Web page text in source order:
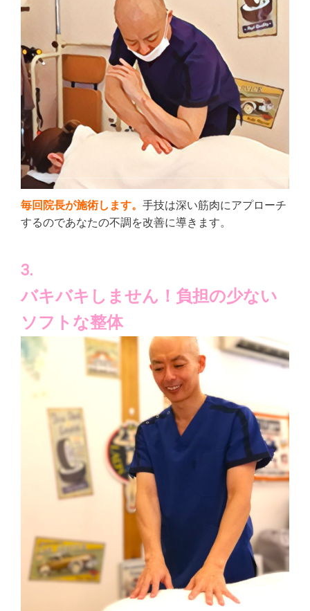
毎回院長が施術します。 手技は深い筋肉にアプローチ
するのであなたの不調を改善に導きます。
3.
バキバキしません！負担の少ない
ソフトな整体